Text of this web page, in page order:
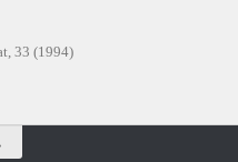
33 (1994)